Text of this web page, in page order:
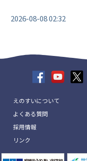
2026-08-08 02:32
えのすいについて
よくある質問
採用情報
リンク